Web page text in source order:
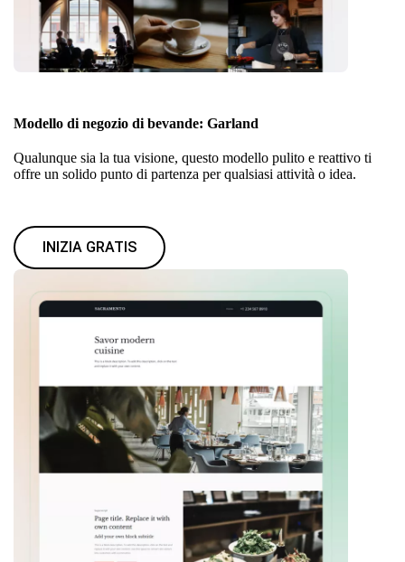
Modello di negozio di bevande: Garland
Qualunque sia la tua visione, questo modello pulito e reattivo ti
offre un solido punto di partenza per qualsiasi attività o idea.
INIZIA GRATIS